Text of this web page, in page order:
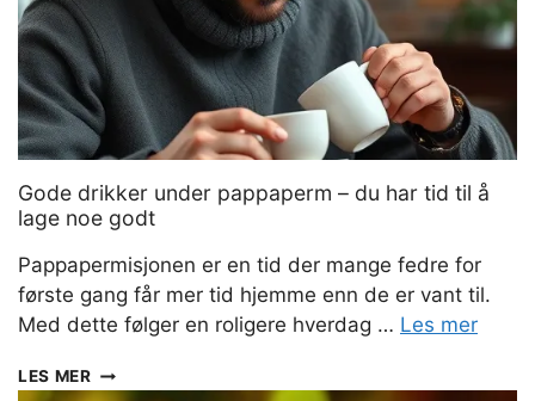
Gode drikker under pappaperm – du har tid til å
lage noe godt
Pappapermisjonen er en tid der mange fedre for
første gang får mer tid hjemme enn de er vant til.
Med dette følger en roligere hverdag … Les mer
LES MERGODE
DRIKKER